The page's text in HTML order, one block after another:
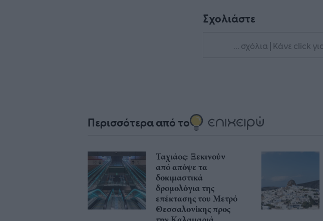
Σχολιάστε
... σχόλια | Κάνε click
Περισσότερα από το
Ταχιάος: Ξεκινούν
από απόψε τα
δοκιμαστικά
δρομολόγια της
επέκτασης του Μετρό
Θεσσαλονίκης προς